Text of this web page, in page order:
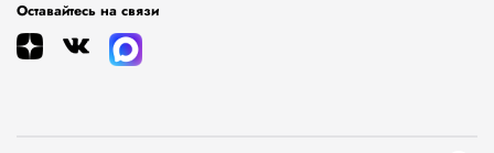
Оставайтесь на связи